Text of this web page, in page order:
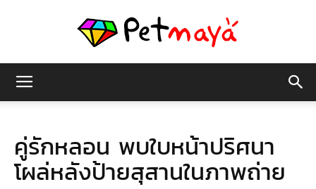
มายา
คู่รักหลอน พบใบหน้าปริศนา
โผล่หลังป้ายสุสานในภาพถ่าย